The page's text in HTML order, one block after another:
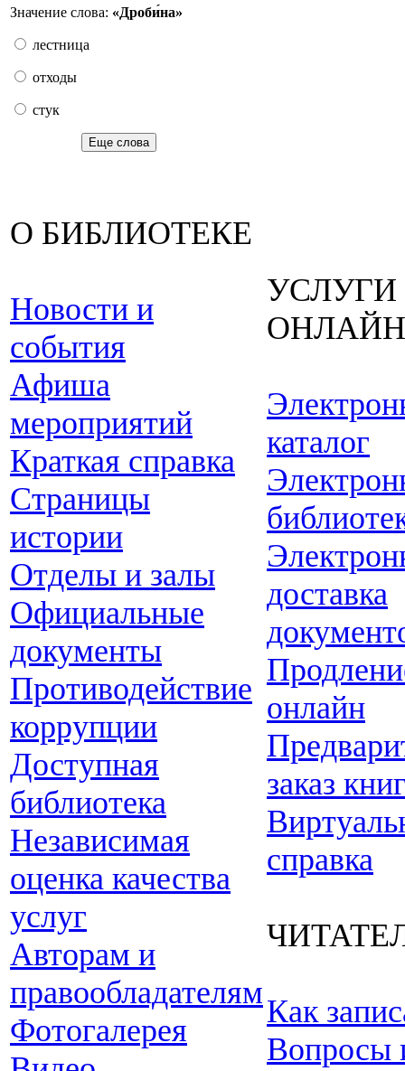
Значение слова: «Дроби́на»
лестница
отходы
стук
Еще слова
О БИБЛИОТЕКЕ
Новости и
события
Афиша
мероприятий
Краткая справка
Страницы
истории
Отделы и залы
Официальные
документы
Противодействие
коррупции
Доступная
библиотека
Независимая
оценка качества
услуг
Авторам и
правообладателям
Фотогалерея
УСЛУГИ
ОНЛАЙН
каталог
доставка
онлайн
заказ
справка
Как
Вопросы